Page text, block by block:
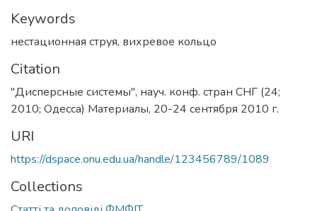
Keywords
нестационная струя, вихревое кольцо
Citation
"Дисперсные системы", науч. конф. стран СНГ (24;
2010; Одесса) Материалы, 20-24 сентября 2010 г.
URI
https://dspace.onu.edu.ua/handle/123456789/1089
Collections